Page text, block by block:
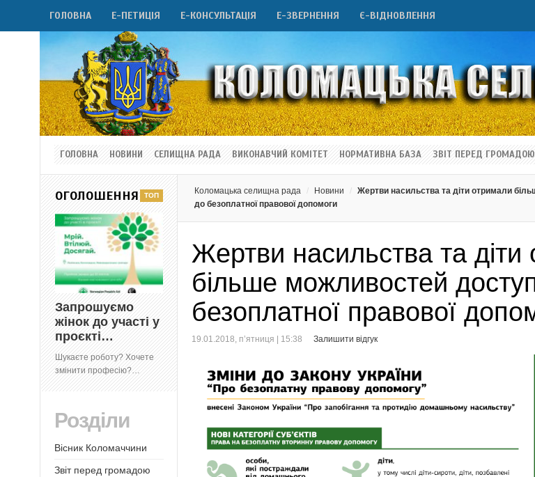
ГОЛОВНА Е-ПЕТИЦІЯ Е-КОНСУЛЬТАЦІЯ Е-ЗВЕРНЕННЯ Є-ВІДНОВЛЕННЯ
ГОЛОВНА НОВИНИ СЕЛИЩНА РАДА ВИКОНАВЧИЙ КОМІТЕТ НОРМАТИВНА БАЗА ЗВІТ ПЕРЕД ГРОМАДОЮ
Коломацька селищна рада Новини
Жертви насильства та діти отримали
до безоплатної правової допомоги
Жертви насильства та діти
більше можливостей
безоплатної правової
19.01.2018, п’ятниця | 15:38 Залишити відгук
ОГОЛОШЕННЯ
Запрошуємо
жінок до участі у
проєкті…
Шукаєте роботу? Хочете
змінити професію?…
Розділи
Вісник Коломаччини
Звіт перед громадою